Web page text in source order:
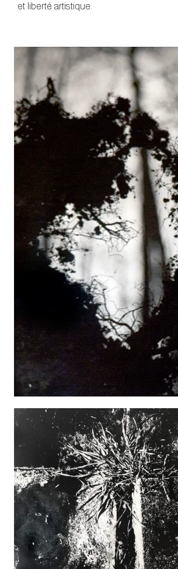
et liberté artistique.